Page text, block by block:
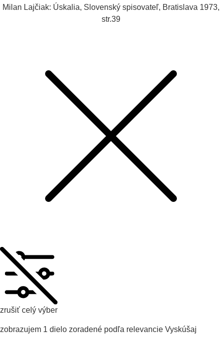
Milan Lajčiak: Úskalia, Slovenský spisovateľ, Bratislava 1973,
str.39
zrušiť celý výber
zobrazujem 1 dielo zoradené podľa relevancie Vyskúšaj